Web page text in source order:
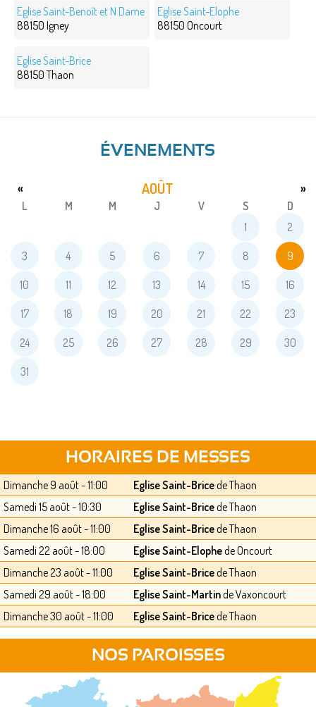
Eglise Saint-Benoît et N Dame
88150 Igney
Eglise Saint-Elophe
88150 Oncourt
Eglise Saint-Brice
88150 Thaon
ÉVENEMENTS
AOÛT
« »
L M M J V S
D
1
2
3 4 5 6 7 8 9
10 11 12 13 14 15 16
17 18 19 20 21 22 23
24 25 26 27 28 29 30
31
HORAIRES DE MESSES
Dimanche 9 août - 11:00 Eglise Saint-Bricede Thaon
Samedi 15 août - 10:30
Eglise Saint-Bricede Thaon
Dimanche 16 août - 11:00
Eglise Saint-Bricede Thaon
Samedi 22 août - 18:00
Eglise Saint-Elophede Oncourt
Dimanche 23 août - 11:00
Eglise Saint-Bricede Thaon
Samedi 29 août - 18:00
Eglise Saint-Martinde Vaxoncourt
Dimanche 30 août - 11:00
Eglise Saint-Bricede Thaon
NOS PAROISSES